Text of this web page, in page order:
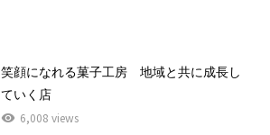
笑顔になれる菓子工房 地域と共に成長し
ていく店
6,008 views